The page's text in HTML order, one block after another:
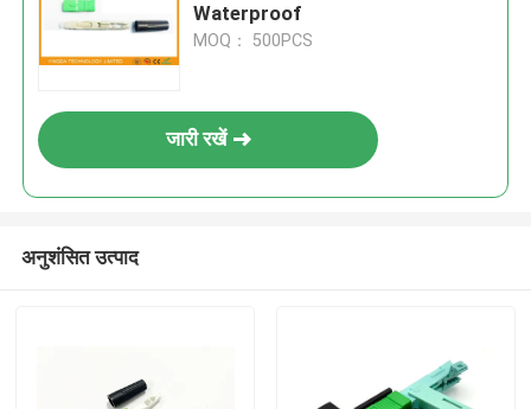
Waterproof
MOQ： 500PCS
जारी रखें
अनुशंसित उत्पाद